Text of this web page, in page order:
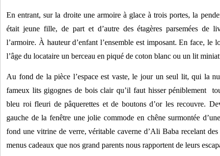
En entrant, sur la droite une armoire à glace à trois portes, la
était jeune fille, de part et d’autre des étagères parsemées de
l’armoire. À hauteur d’enfant l’ensemble est imposant. En face, le
l’âge du locataire un berceau en piqué de coton blanc ou un lit
Au fond de la pièce l’espace est vaste, le jour un seul lit, qui la
fameux lits gigognes de bois clair qu’il faut hisser péniblement
bleu roi fleuri de pâquerettes et de boutons d’or les recouvre.
gauche de la fenêtre une jolie commode en chêne surmontée
fond une vitrine de verre, véritable caverne d’Ali Baba recelant des
menus cadeaux que nos grand parents nous rapportent de leurs